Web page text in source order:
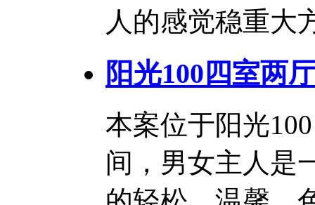
人的感觉稳重大
阳光100四室两
本案位于阳光
间，男女主人是